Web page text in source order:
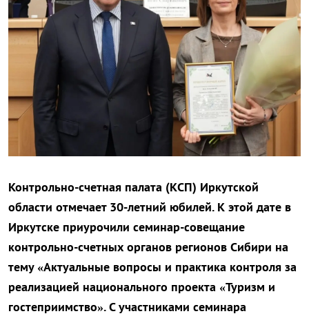
Контрольно-счетная палата (КСП) Иркутской
области отмечает 30-летний юбилей. К этой дате в
Иркутске приурочили семинар-совещание
контрольно-счетных органов регионов Сибири на
тему «Актуальные вопросы и практика контроля за
реализацией национального проекта «Туризм и
гостеприимство». С участниками семинара